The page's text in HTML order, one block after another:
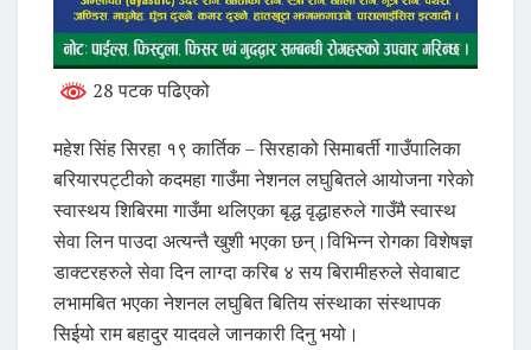
28 पटक पढिएको
महेश सिंह सिरहा १९ कार्तिक – सिरहाको सिमाबर्ती गाउँपालिका
बरियारपट्टीको कदमहा गाउँमा नेशनल लघुबितले आयोजना गरेको
स्वास्थय शिबिरमा गाउँमा थलिएका बृद्ध वृद्धाहरुले गाउँमै स्वास्थ
सेवा लिन पाउदा अत्यन्तै खुशी भएका छन्।विभिन्न रोगका विशेषज्ञ
डाक्टरहरुले सेवा दिन लाग्दा करिब ४ सय बिरामीहरुले सेवाबाट
लभामबित भएका नेशनल लघुबित बितिय संस्थाका संस्थापक
सिईयो राम बहादुर यादवले जानकारी दिनु भयो।